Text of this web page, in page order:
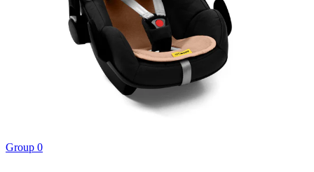
Group 0